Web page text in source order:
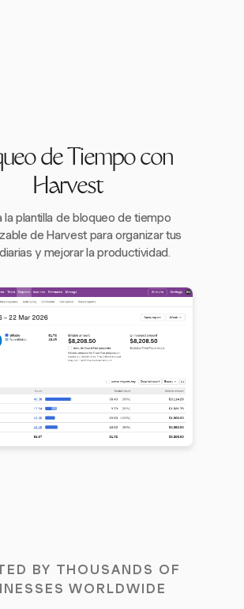
de Tiempo con
Harvest
la plantilla de bloqueo de tiempo
de Harvest para organizar tus
y mejorar la productividad.
BY THOUSANDS OF
WORLDWIDE